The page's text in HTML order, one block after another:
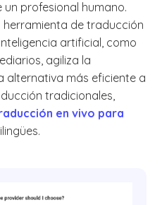
profesional humano.
herramienta de traducción
artificial, como
agiliza la
alternativa más eficiente a
tradicionales,
en vivo para